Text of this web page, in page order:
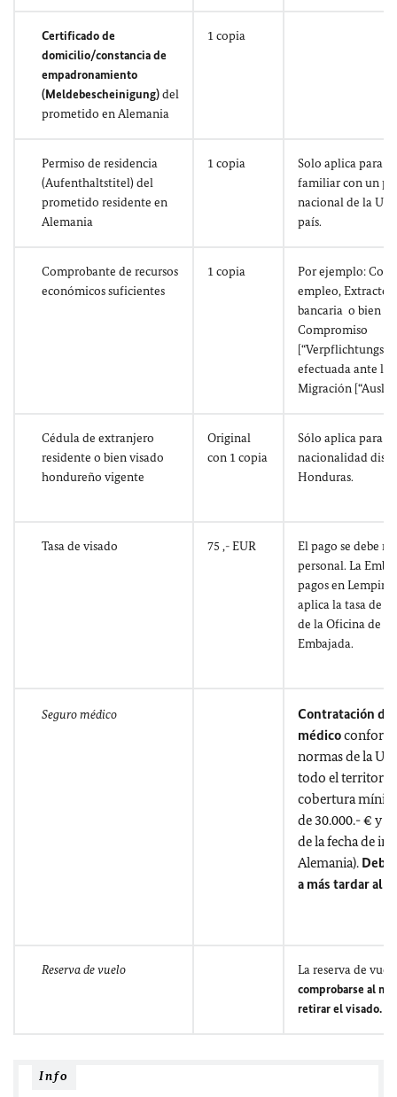
Certificado de
domicilio/constancia de
empadronamiento
(Meldebescheinigung)del
prometido en Alemania
1 copia
Permiso de residencia
(Aufenthaltstitel) del
prometido residente en
Alemania
1 copia
Solo aplica para
familiar con un
nacional de la UE
país.
Comprobante de recursos
económicos suficientes
1 copia
Por ejemplo:
empleo, Extractos
bancaria o bien
Compromiso
efectuada ante la
Migración
Cédula de extranjero
residente o bien visado
hondureño vigente
Original
con 1 copia
Sólo aplica para
nacionalidad
Honduras.
Tasa de visado 75 ,- EUR
El pago se debe
personal. La
pagos en
aplica la tasa de
de la Oficina de
Embajada.
Seguro médico
Contratación de
médico
normas de la
todo el territorio
cobertura
de 30.000.- € y
de la fecha de
Alemania).
a más tardar al
Reserva de vuelo
La reserva de
comprobarse al
retirar el visado.
Info